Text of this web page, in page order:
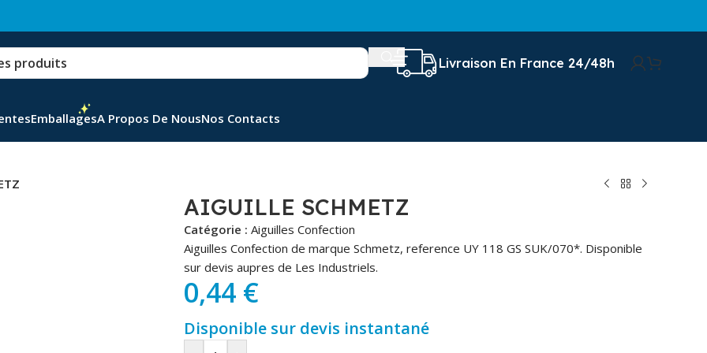
Livraison En France 24/48h
EmballagesA Propos De NousNos Contacts
AIGUILLE SCHMETZ
Catégorie : Aiguilles Confection
Aiguilles Confection de marque Schmetz, reference UY 118 GS SUK/070*. Disponible
sur devis aupres de Les Industriels.
0,44 €
Disponible sur devis instantané